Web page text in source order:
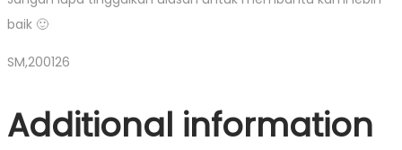
baik 🙂
SM,200126
Additional information